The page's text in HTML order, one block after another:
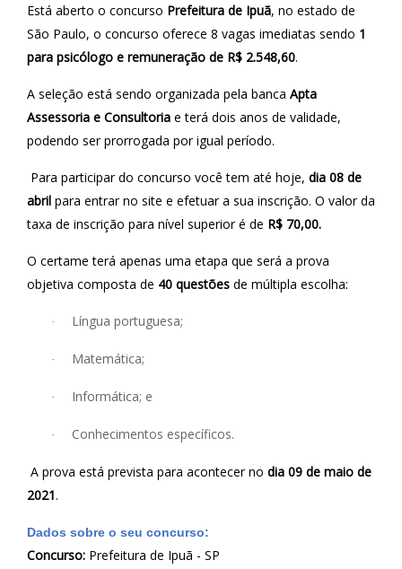
Está aberto o concurso Prefeitura de Ipuã, no estado de
São Paulo, o concurso oferece 8 vagas imediatas sendo 1
para psicólogo e remuneração de R$ 2.548,60.
A seleção está sendo organizada pela banca Apta
Assessoria e Consultoria e terá dois anos de validade,
podendo ser prorrogada por igual período.
Para participar do concurso você tem até hoje, dia 08 de
abril para entrar no site e efetuar a sua inscrição. O valor da
taxa de inscrição para nível superior é de R$ 70,00.
O certame terá apenas uma etapa que será a prova
objetiva composta de 40 questões de múltipla escolha:
· Língua portuguesa;
· Matemática;
· Informática; e
· Conhecimentos específicos.
A prova está prevista para acontecer no dia 09 de maio de
2021.
Dados sobre o seu concurso:
Concurso: Prefeitura de Ipuã - SP